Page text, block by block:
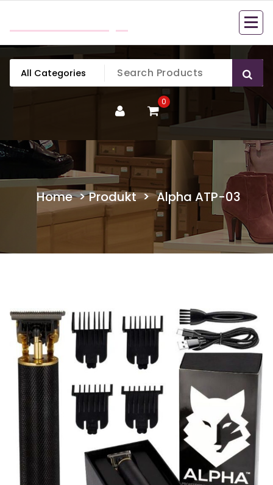
content
0
Home>Produkt> Alpha ATP-03